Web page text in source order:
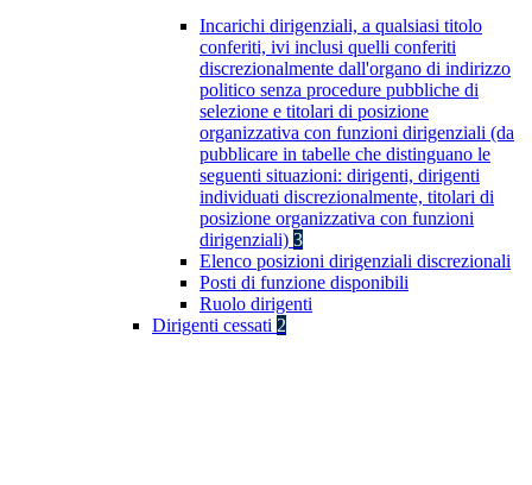
Incarichi dirigenziali, a qualsiasi titolo
conferiti, ivi inclusi quelli conferiti
discrezionalmente dall'organo di indirizzo
politico senza procedure pubbliche di
selezione e titolari di posizione
organizzativa con funzioni dirigenziali (da
pubblicare in tabelle che distinguano le
seguenti situazioni: dirigenti, dirigenti
individuati discrezionalmente, titolari di
posizione organizzativa con funzioni
dirigenziali) 3
Elenco posizioni dirigenziali discrezionali
Posti di funzione disponibili
Ruolo dirigenti
Dirigenti cessati 2